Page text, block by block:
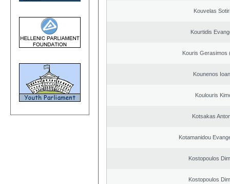
Kouvelas
Kourtidis
Kouris Gerasimos
Kounenos
Koulouris
Kotsakas
Kotamanidou
Kostopoulos
Kostopoulos